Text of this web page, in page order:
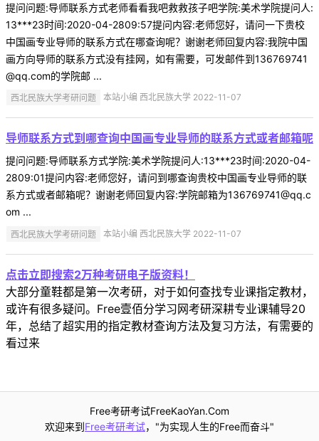
提问问题:导师联系方式老师看看我吧救救孩子吧学院:美术学院提问人:
13***23时间:2020-04-2809:57提问内容:老师您好，请问一下贵校
中国画专业导师的联系方式在哪查询呢？谢谢老师回复内容:我院中国
画方向导师的联系方式没有挂网，如有需要，可发邮件到136769741
@qq.com的学院邮 ...
西北民族大学考研问题 本站小编 西北民族大学 2022-11-07
导师联系方式到哪查询中国画专业导师的联系方式或者邮箱呢
提问问题:导师联系方式学院:美术学院提问人:13***23时间:2020-04-
2809:01提问内容:老师您好，请问到哪查询贵校中国画专业导师的联
系方式或者邮箱呢？谢谢老师回复内容:学院邮箱为136769741@qq.c
om ...
西北民族大学考研问题 本站小编 西北民族大学 2022-11-07
点击立即搜索2万种考研电子版资料！
大部分童鞋都是第一次考研，对于如何查找专业课指定教材，
或许有很多疑问。Free壹佰分学习网考研深耕专业课辅导20
年，总结了超实用的指定教材查询方法及复习方法，有需要的
看过来
Free考研考试FreeKaoYan.Com
欢迎来到Free考研考试，"为实现人生的Free而奋斗"